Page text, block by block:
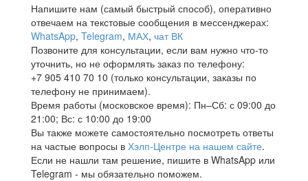
Напишите нам (самый быстрый способ), оперативно
отвечаем на текстовые сообщения в мессенджерах:
WhatsApp, Telegram, МАХ, чат ВК
Позвоните для консультации, если вам нужно что-то
уточнить, но не оформлять заказ по телефону:
+7 905 410 70 10 (только консультации, заказы по
телефону не принимаем).
Время работы (московское время): Пн–Сб: с 09:00 до
21:00; Вс: с 10:00 до 19:00
Вы также можете самостоятельно посмотреть ответы
на частые вопросы в Хэлп-Центре на нашем сайте.
Если не нашли там решение, пишите в WhatsApp или
Telegram - мы обязательно поможем.